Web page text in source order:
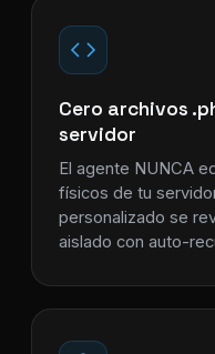
Cero archivos
servidor
El agente NUNCA
físicos de tu
personalizado se
aislado con auto-